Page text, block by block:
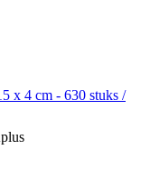
x 4 cm - 630 stuks /